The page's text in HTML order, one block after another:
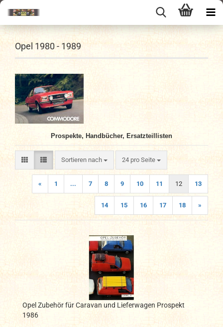
Opel 1980 - 1989
Prospekte, Handbücher, Ersatzteillisten
Sortieren nach
Sortieren nach 24 pro Seite
pro Seite
« 1 ... 7 8 9 10 11 12 13
14 15 16 17 18 »
Opel Zubehör für Caravan und Lieferwagen Prospekt
1986